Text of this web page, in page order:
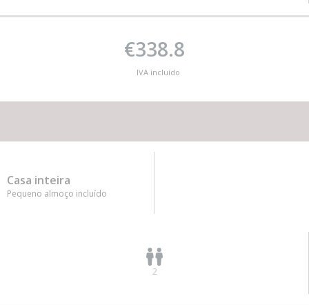
€338.8
IVA incluído
Casa inteira
Pequeno almoço incluído
2